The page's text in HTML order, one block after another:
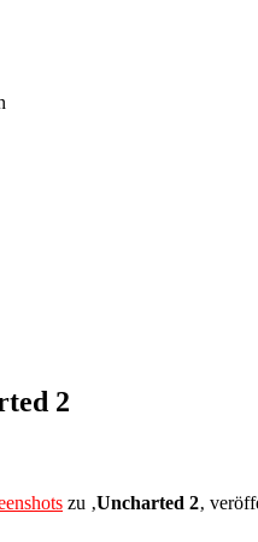
2
zu ‚Uncharted 2‚